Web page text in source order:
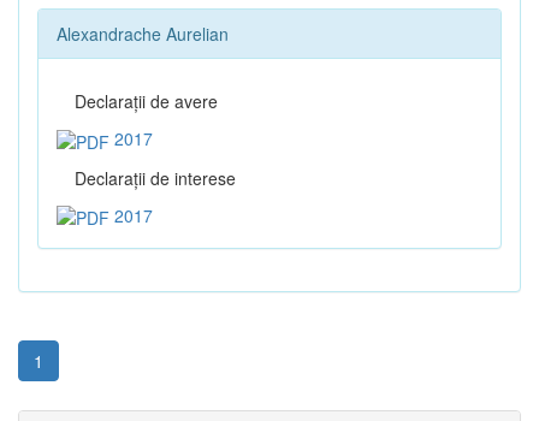
Alexandrache Aurelian
Declaraţii de avere
2017
Declaraţii de interese
2017
1